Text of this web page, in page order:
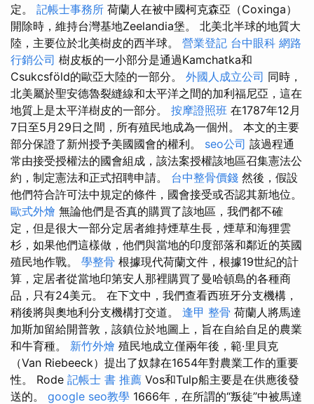
定。 記帳士事務所 荷蘭人在被中國柯克森亞（Coxinga）
開除時，維持台灣基地Zeelandia堡。 北美北半球的地質大
陸，主要位於北美樹皮的西半球。 營業登記 台中眼科 網路
行銷公司 樹皮板的一小部分是通過Kamchatka和
Csukcsföld的歐亞大陸的一部分。 外國人成立公司 同時，
北美屬於聖安德魯裂縫線和太平洋之間的加利福尼亞，這在
地質上是太平洋樹皮的一部分。 按摩證照班 在1787年12月
7日至5月29日之間，所有殖民地成為一個州。 本文的主要
部分保證了新州授予美國國會的權利。 seo公司 該過程通
常由接受授權法的國會組成，該法案授權該地區召集憲法公
約，制定憲法和正式招聘申請。 台中整骨價錢 然後，假設
他們符合許可法中規定的條件，國會接受或否認其新地位。
歐式外燴 無論他們是否真的購買了該地區，我們都不確
定，但是很大一部分定居者維持煙草生長，煙草和海狸雲
杉，如果他們這樣做，他們與當地的印度部落和鄰近的英國
殖民地作戰。 學整骨 根據現代荷蘭文件，根據19世紀的計
算，定居者從當地印第安人那裡購買了曼哈頓島的各種商
品，只有24美元。 在下文中，我們查看西班牙分支機構，
稍後將與奧地利分支機構打交道。 逢甲 整骨 荷蘭人將馬達
加斯加留給開普敦，該鎮位於地圖上，旨在自給自足的農業
和牛育種。 新竹外燴 殖民地成立僅兩年後，範·里貝克
（Van Riebeeck）提出了奴隸在1654年對農業工作的重要
性。 Rode 記帳士 書 推薦 Vos和Tulp船主要是在供應後發
送的。 google seo教學 1666年，在所謂的“叛徒”中被馬達